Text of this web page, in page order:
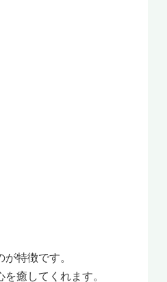
特徴です。
癒してくれます。